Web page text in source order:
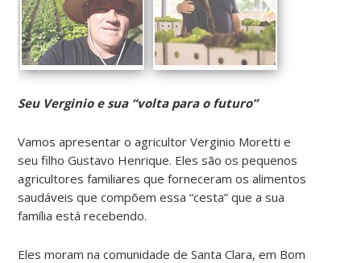
Seu Verginio e sua “volta para o futuro”
Vamos apresentar o agricultor Verginio Moretti e
seu filho Gustavo Henrique. Eles são os pequenos
agricultores familiares que forneceram os alimentos
saudáveis que compõem essa “cesta” que a sua
família está recebendo.
Eles moram na comunidade de Santa Clara, em Bom